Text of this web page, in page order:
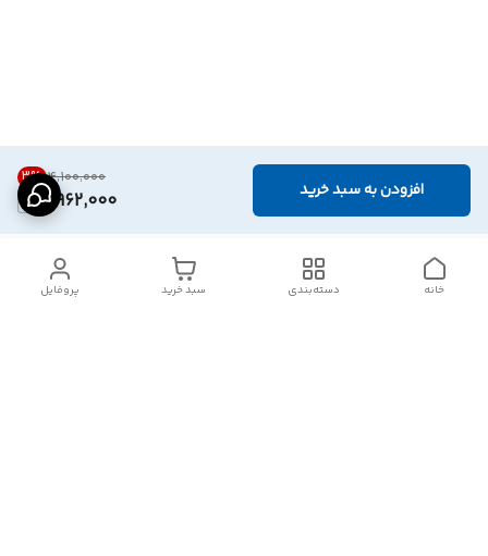
۴٬۱۰۰٬۰۰۰ 3%
3,962,000 افزودن به سبد خرید
پروفایل سبد خرید دسته‌بندی خانه